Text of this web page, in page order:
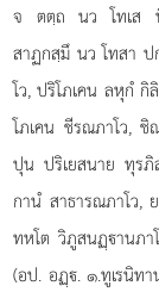
จ ตตฺถ นว โทเส
สาฏกสฺมึ นว โทสา
โว, ปริโภเคน ลหุกํ
โภเคน ชีรณภาโว,
ปุน ปริเยสนาย ทุรภิ
กานํ สาธารณภาโว,
ทหโต วิภูสนฏฺานภา
(อป. อฏฺ. ๑.ทูเรนิท